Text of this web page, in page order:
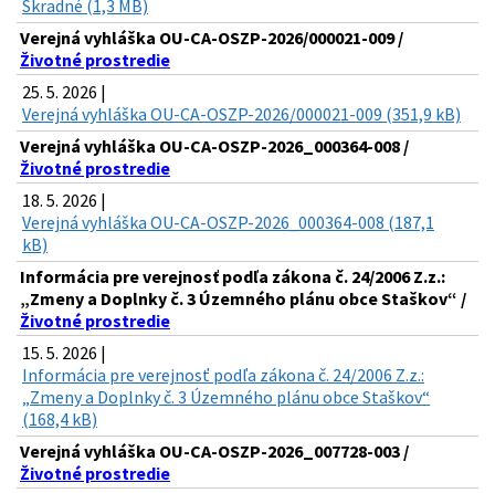
Škradné (1,3 MB)
Verejná vyhláška OU-CA-OSZP-2026/000021-009 /
Životné prostredie
25. 5. 2026 |
Verejná vyhláška OU-CA-OSZP-2026/000021-009 (351,9 kB)
Verejná vyhláška OU-CA-OSZP-2026_000364-008 /
Životné prostredie
18. 5. 2026 |
Verejná vyhláška OU-CA-OSZP-2026_000364-008 (187,1
kB)
Informácia pre verejnosť podľa zákona č. 24/2006 Z.z.:
„Zmeny a Doplnky č. 3 Územného plánu obce Staškov“ /
Životné prostredie
15. 5. 2026 |
Informácia pre verejnosť podľa zákona č. 24/2006 Z.z.:
„Zmeny a Doplnky č. 3 Územného plánu obce Staškov“
(168,4 kB)
Verejná vyhláška OU-CA-OSZP-2026_007728-003 /
Životné prostredie